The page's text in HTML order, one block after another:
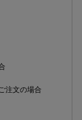
注文の場合